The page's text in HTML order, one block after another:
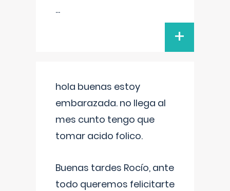
...
+
hola buenas estoy
embarazada. no llega al
mes cunto tengo que
tomar acido folico.
Buenas tardes Rocío, ante
todo queremos felicitarte